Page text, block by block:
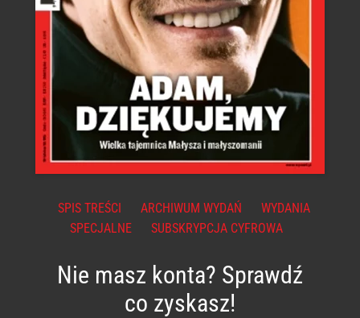
SPIS TREŚCI ARCHIWUM WYDAŃ
WYDANIA
SPECJALNE
SUBSKRYPCJA CYFROWA
Nie masz konta? Sprawdź
co zyskasz!